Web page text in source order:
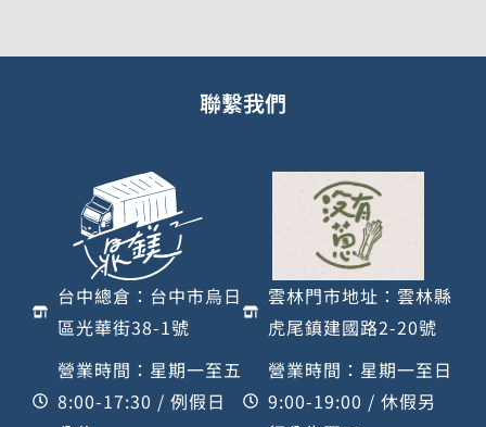
聯繫我們
台中總倉：台中市烏日
區光華街38-1號
營業時間：星期一至五
8:00-17:30 / 例假日
雲林門市地址：雲林縣
虎尾鎮建國路2-20號
營業時間：星期一至日
9:00-19:00 / 休假另